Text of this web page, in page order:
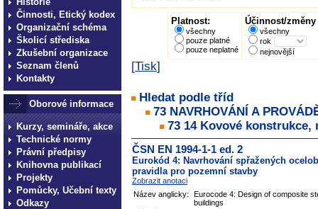
Činnosti, Etický kodex
Organizační schéma
Školicí střediska
Zkušební organizace
Seznam členů
Kontakty
Oborové informace
Kurzy, semináře, akce
Technické normy
Právní předpisy
Knihovna publikací
Projekty
Pomůcky, Učební texty
Odkazy
Platnost:
všechny
pouze platné
pouze neplatné
Účinnost/změny
všechny
rok
nejnovější
[Tisk]
Hledat podle tříd
73 NAVRHOVÁNÍ A
73 14 Kovové konstrukce,
ČSN EN 1994-1-1 ed. 2
Eurokód 4: Navrhování spřažených
pravidla pro pozemní stavby
Zobrazit anotaci
Název anglicky:
Eurocode 4: Design of composite
buildings